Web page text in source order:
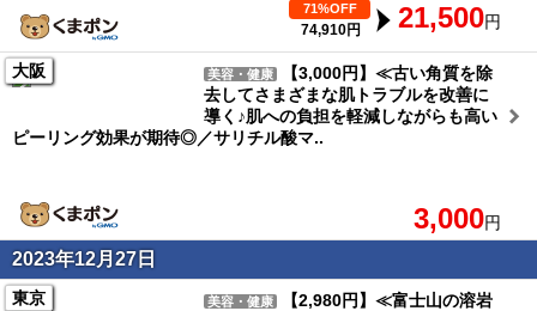
71%OFF
74,910円 21,500円
大阪 美容・健康
【3,000円】≪古い角質を除
去してさまざまな肌トラブルを改善に
導く♪肌への負担を軽減しながらも高い
ピーリング効果が期待◎／サリチル酸マ..
3,000円
2023年12月27日
東京 美容・健康
【2,980円】≪富士山の溶岩